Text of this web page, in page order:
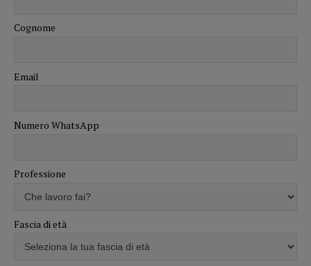
Cognome
Email
Numero WhatsApp
Professione
Fascia di età